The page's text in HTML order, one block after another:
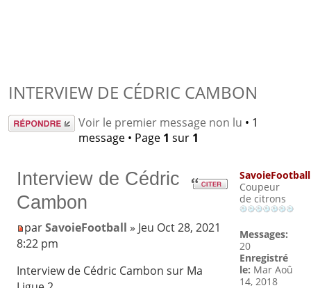
INTERVIEW DE CÉDRIC CAMBON
Répondre Voir le premier message non lu • 1
message • Page 1 sur 1
Interview de Cédric
Cambon
parSavoieFootball » Jeu Oct 28, 2021
8:22 pm
Interview de Cédric Cambon sur Ma
SavoieFootball
Coupeur
de citrons
Messages:
20
Enregistré
le: Mar Aoû
14, 2018